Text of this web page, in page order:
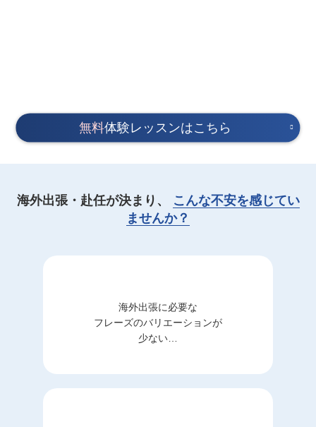
無料体験レッスンはこちら
海外出張・赴任が決まり、
こんな不安を感じてい
ませんか？
海外出張に必要な
フレーズのバリエーションが
少ない…